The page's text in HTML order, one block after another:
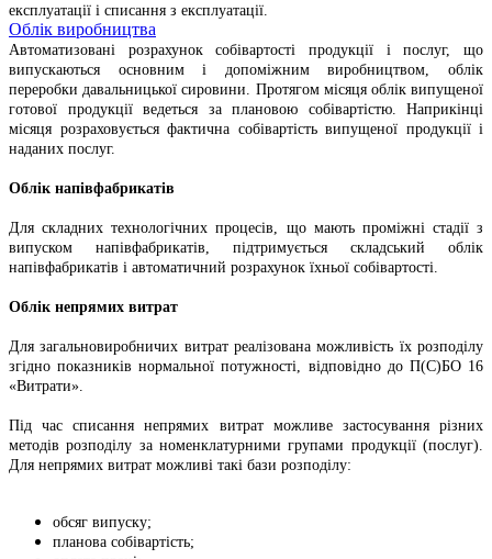
експлуатації і списання з експлуатації.
Облік виробництва
Автоматизовані розрахунок собівартості продукції і послуг, що
випускаються основним і допоміжним виробництвом, облік
переробки давальницької сировини. Протягом місяця облік випущеної
готової продукції ведеться за плановою собівартістю. Наприкінці
місяця розраховується фактична собівартість випущеної продукції і
наданих послуг.
Облік напівфабрикатів
Для складних технологічних процесів, що мають проміжні стадії з
випуском напівфабрикатів, підтримується складський облік
напівфабрикатів і автоматичний розрахунок їхньої собівартості.
Облік непрямих витрат
Для загальновиробничих витрат реалізована можливість їх розподілу
згідно показників нормальної потужності, відповідно до П(С)БО 16
«Витрати».
Під час списання непрямих витрат можливе застосування різних
методів розподілу за номенклатурними групами продукції (послуг).
Для непрямих витрат можливі такі бази розподілу:
обсяг випуску;
планова собівартість;